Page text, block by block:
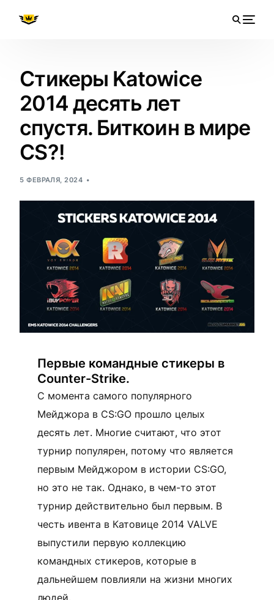
Стикеры Katowice
2014 десять лет
спустя. Биткоин в мире
CS?!
5 ФЕВРАЛЯ, 2024
Первые командные стикеры в
Counter-Strike.
С момента самого популярного
Мейджора в CS:GO прошло целых
десять лет. Многие считают, что этот
турнир популярен, потому что является
первым Мейджором в истории CS:GO,
но это не так. Однако, в чем-то этот
турнир действительно был первым. В
честь ивента в Катовице 2014 VALVE
выпустили первую коллекцию
командных стикеров, которые в
дальнейшем повлияли на жизни многих
людей.